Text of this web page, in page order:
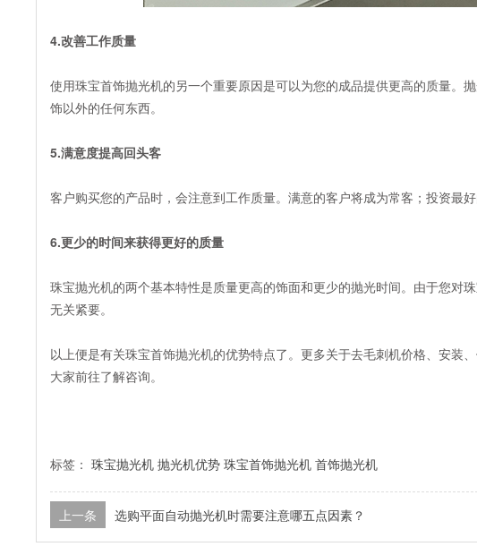
4.改善工作质量
使用珠宝首饰抛光机的另一个重要原因是可以为您的成品提供更高的质量。
饰以外的任何东西。
5.满意度提高回头客
客户购买您的产品时，会注意到工作质量。满意的客户将成为常客；投资最
6.更少的时间来获得更好的质量
珠宝抛光机的两个基本特性是质量更高的饰面和更少的抛光时间。由于您对
无关紧要。
以上便是有关珠宝首饰抛光机的优势特点了。更多关于去毛刺机价格、安装
大家前往了解咨询。
标签： 珠宝抛光机 抛光机优势 珠宝首饰抛光机 首饰抛光机
上一条 选购平面自动抛光机时需要注意哪五点因素？